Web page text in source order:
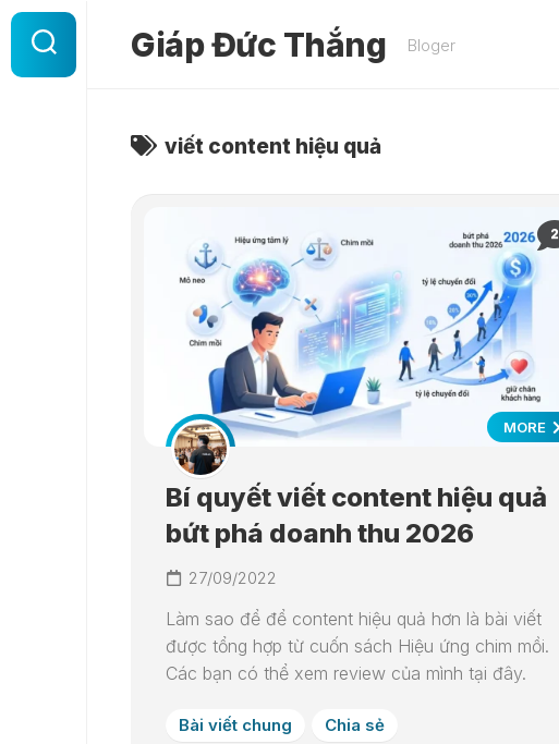
Skip
content
Giáp Đức Thắng Bloger
viết content hiệu quả
2
MORE
Bí quyết viết content hiệu quả
bứt phá doanh thu 2026
27/09/2022
Làm sao để để content hiệu quả hơn là bài viết
được tổng hợp từ cuốn sách Hiệu ứng chim mồi.
Các bạn có thể xem review của mình tại đây.
Bài viết chung
Chia sẻ